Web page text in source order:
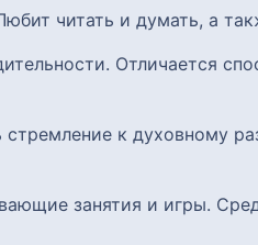
читать и думать, а
Отличается
к духовному
занятия и игры.